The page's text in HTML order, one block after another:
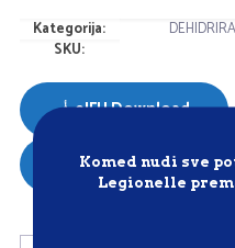
Kategorija:
SKU:
eIFU Download
SDS Download
Komed nudi sve
Legionelle prema